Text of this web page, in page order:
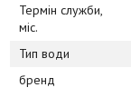
Термін служби,
міс.
Тип води
бренд